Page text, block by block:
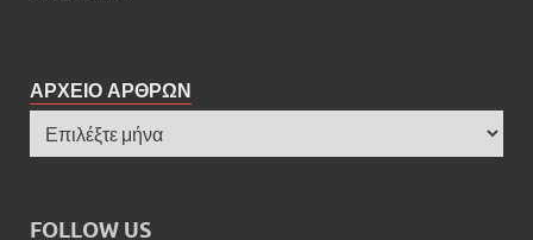
ΑΡΧΕΙΟ ΑΡΘΡΩΝ
FOLLOW US